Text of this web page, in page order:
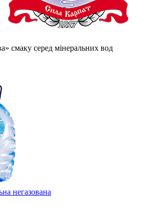
смаку серед мінеральних вод
негазована